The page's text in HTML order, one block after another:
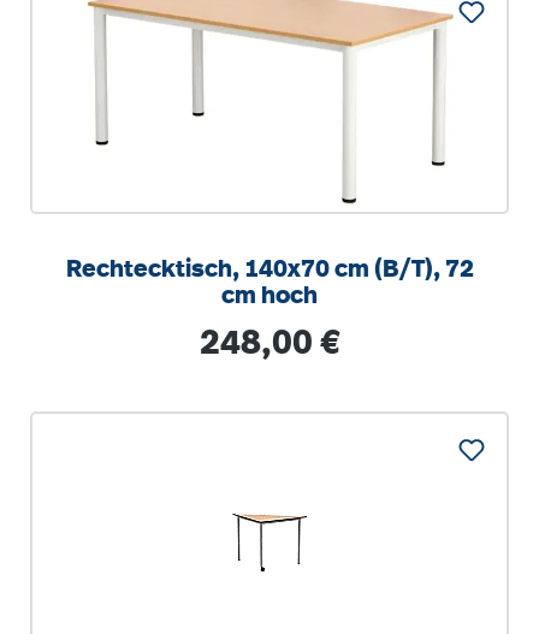
Rechtecktisch, 140x70 cm (B/T), 72
cm hoch
Regulärer Preis:
248,00 €